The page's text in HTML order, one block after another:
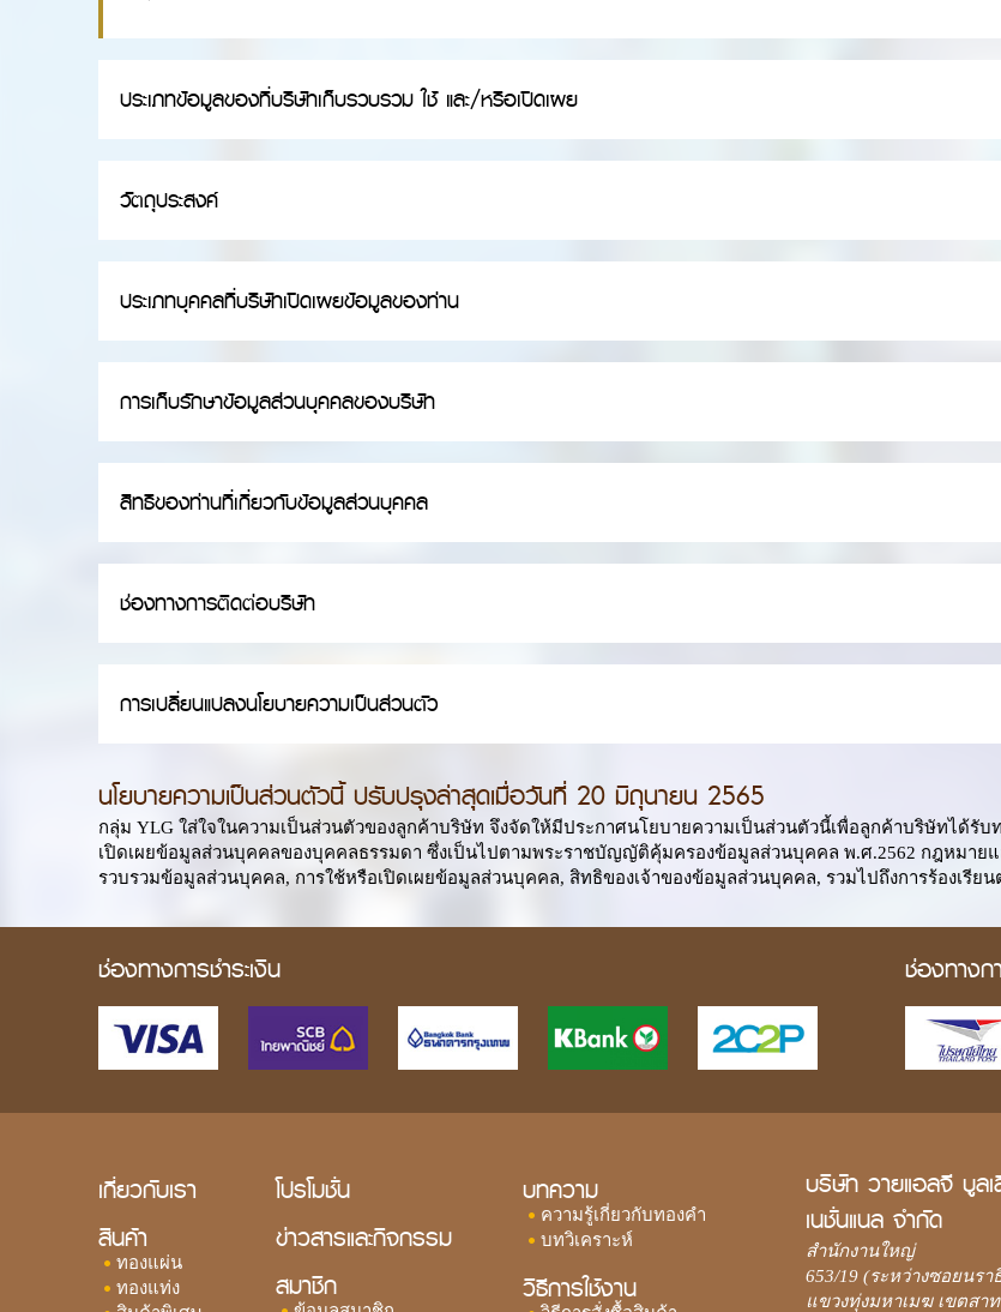
ประเภทข้อมูลของที่บริษัทเก็บรวบรวม ใช้ และ/หรือเปิดเผย
วัตถุประสงค์
ประเภทบุคคลที่บริษัทเปิดเผยข้อมูลของท่าน
การเก็บรักษาข้อมูลส่วนบุคคลของบริษัท
สิทธิของท่านที่เกี่ยวกับข้อมูลส่วนบุคคล
ช่องทางการติดต่อบริษัท
การเปลี่ยนแปลงนโยบายความเป็นส่วนตัว
นโยบายความเป็นส่วนตัวนี้ ปรับปรุงล่าสุดเมื่อวันที่ 20 มิถุนายน 2565
กลุ่ม YLG ใส่ใจในความเป็นส่วนตัวของลูกค้าบริษัท จึงจัดให้มีประกาศนโยบายความเป็นส่วนตัวนี้เพื่อลูกค้าบริษัทได้รับ
เปิดเผยข้อมูลส่วนบุคคลของบุคคลธรรมดา ซึ่งเป็นไปตามพระราชบัญญัติคุ้มครองข้อมูลส่วนบุคคล พ.ศ.2562 กฎหมาย
รวบรวมข้อมูลส่วนบุคคล, การใช้หรือเปิดเผยข้อมูลส่วนบุคคล, สิทธิของเจ้าของข้อมูลส่วนบุคคล, รวมไปถึงการร้องเรียน
ช่องทางการชำระเงิน ช่องทางก
เกี่ยวกับเรา
สินค้า
ทองแผ่น
ทองแท่ง
โปรโมชั่น
ข่าวสารและกิจกรรม
สมาชิก
บทความ
ความรู้เกี่ยวกับทองคำ
บทวิเคราะห์
วิธีการใช้งาน
บริษัท วายแอลจี บูล
เนชั่นแนล จำกัด
สำนักงานใหญ่
653/19 (ระหว่างซอยนรา
แขวงทุ่งมหาเมฆ เขตสา